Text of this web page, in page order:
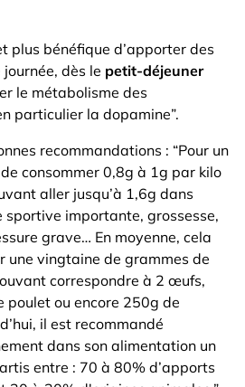
plus bénéfique d’apporter des
dès le petit-déjeuner
le métabolisme des
particulier la dopamine”.
recommandations : “Pour un
consommer 0,8g à 1g par kilo
aller jusqu’à 1,6g dans
sportive importante, grossesse,
grave… En moyenne, cela
une vingtaine de grammes de
correspondre à 2 œufs,
poulet ou encore 250g de
il est recommandé
dans son alimentation un
entre : 70 à 80% d’apports